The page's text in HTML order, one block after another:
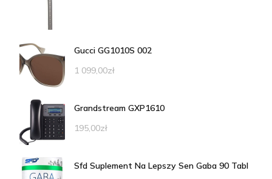
Gucci GG1010S 002
1 099,00zł
Grandstream GXP1610
195,00zł
Sfd Suplement Na Lepszy Sen Gaba 90 Tabl